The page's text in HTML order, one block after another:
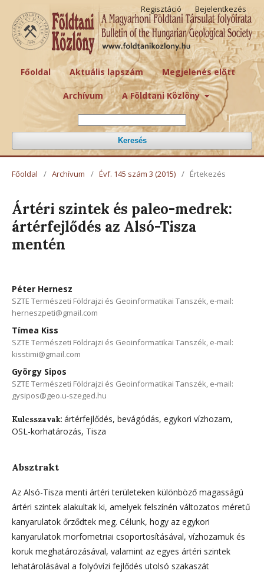
Főoldal Aktuális lapszám Megjelenés előtt
Archívum A Földtani Közlöny
Keresés
Regisztáció Bejelentkezés
Főoldal / Archívum / Évf. 145 szám 3 (2015) / Értekezés
Ártéri szintek és paleo-medrek:
ártérfejlődés az Alsó-Tisza
mentén
Péter Hernesz
SZTE Természeti Földrajzi és Geoinformatikai Tanszék, e-mail:
herneszpeti@gmail.com
Tímea Kiss
SZTE Természeti Földrajzi és Geoinformatikai Tanszék, e-mail:
kisstimi@gmail.com
György Sipos
SZTE Természeti Földrajzi és Geoinformatikai Tanszék, e-mail:
gysipos@geo.u-szeged.hu
Kulcsszavak: ártérfejlődés, bevágódás, egykori vízhozam,
OSL-korhatározás, Tisza
Absztrakt
Az Alsó-Tisza menti ártéri területeken különböző magasságú
ártéri szintek alakultak ki, amelyek felszínén változatos méretű
kanyarulatok őrződtek meg. Célunk, hogy az egykori
kanyarulatok morfometriai csoportosításával, vízhozamuk és
koruk meghatározásával, valamint az egyes ártéri szintek
lehatárolásával a folyóvízi fejlődés utolsó szakaszát